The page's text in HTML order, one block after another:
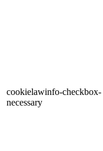
cookielawinfo-checkbox-
necessary